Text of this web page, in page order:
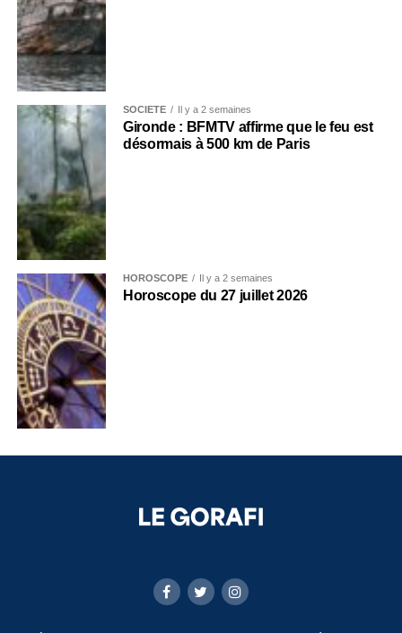
SOCIÉTÉ Il y a 2 semaines
Gironde : BFMTV affirme que le feu est
désormais à 500 km de Paris
HOROSCOPE Il y a 2 semaines
Horoscope du 27 juillet 2026